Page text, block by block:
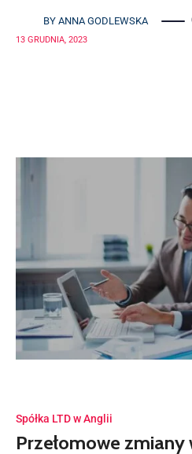
BY ANNA GODLEWSKA
13 GRUDNIA, 2023
Spółka LTD w Anglii
Przełomowe